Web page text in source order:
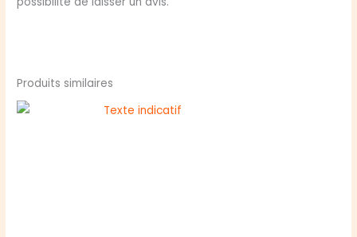
Produits similaires